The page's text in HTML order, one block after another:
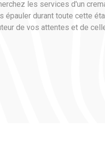
les services d'un
durant toute cette
de vos attentes et de